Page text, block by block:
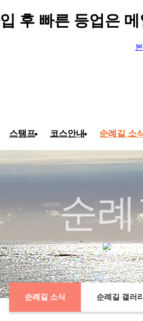
후 빠른 등업은
스탬프 코스안내 순례길 소
순
chevron_right 순
순례길 소식 순례길 갤러리